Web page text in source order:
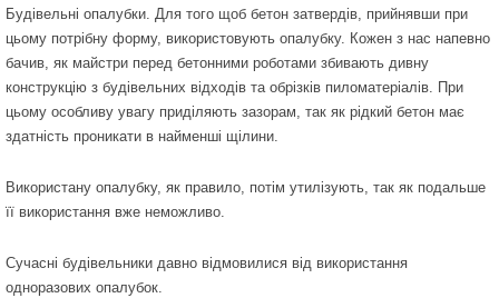
Будівельні опалубки. Для того щоб бетон затвердів, прийнявши при
цьому потрібну форму, використовують опалубку. Кожен з нас напевно
бачив, як майстри перед бетонними роботами збивають дивну
конструкцію з будівельних відходів та обрізків пиломатеріалів. При
цьому особливу увагу приділяють зазорам, так як рідкий бетон має
здатність проникати в найменші щілини.
Використану опалубку, як правило, потім утилізують, так як подальше
її використання вже неможливо.
Сучасні будівельники давно відмовилися від використання
одноразових опалубок.